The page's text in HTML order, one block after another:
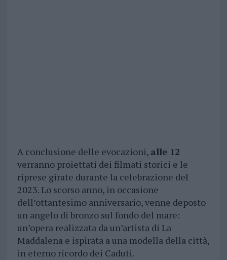
A conclusione delle evocazioni, alle 12
verranno proiettati dei filmati storici e le
riprese girate durante la celebrazione del
2023. Lo scorso anno, in occasione
dell’ottantesimo anniversario, venne deposto
un angelo di bronzo sul fondo del mare:
un’opera realizzata da un’artista di La
Maddalena e ispirata a una modella della città,
in eterno ricordo dei Caduti.